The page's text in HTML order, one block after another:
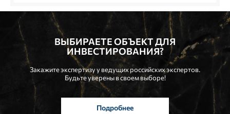
ВЫБИРАЕТЕ ОБЪЕКТ ДЛЯ
ИНВЕСТИРОВАНИЯ?
Закажите экспертизу у ведущих российских экспертов.
Будьте уверены в своем выборе!
Подробнее